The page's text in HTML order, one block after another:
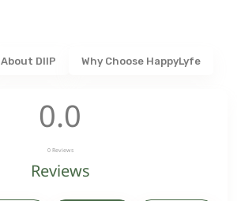
About DIIP Why Choose HappyLyfe
0.0
0 Reviews
Reviews